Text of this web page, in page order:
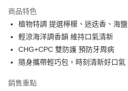
LINE Pay
Apple Pay
街口支付
悠遊付
商品特色
植物特調 提選檸檬、迷迭香、海鹽
輕涼海洋調香韻 維持口氣清新
CHG+CPC 雙防護 預防牙周病
隨身攜帶輕巧包，時刻清新好口氣
銷售重點